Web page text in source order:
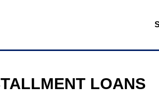
LOANS